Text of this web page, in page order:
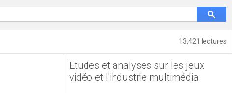
13,421 lectures
Etudes et analyses sur les jeux
vidéo et l'industrie multimédia